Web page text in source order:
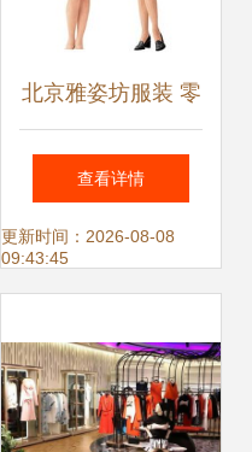
北京雅姿坊服装 零
售词典
查看详情
更新时间：2026-08-08
09:43:45